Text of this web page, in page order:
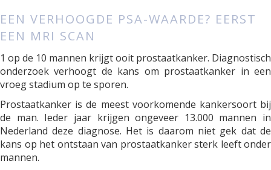
EEN VERHOOGDE PSA-WAARDE? EERST
EEN MRI SCAN
1 op de 10 mannen krijgt ooit prostaatkanker. Diagnostisch
onderzoek verhoogt de kans om prostaatkanker in een
vroeg stadium op te sporen.
Prostaatkanker is de meest voorkomende kankersoort bij
de man. Ieder jaar krijgen ongeveer 13.000 mannen in
Nederland deze diagnose. Het is daarom niet gek dat de
kans op het ontstaan van prostaatkanker sterk leeft onder
mannen.